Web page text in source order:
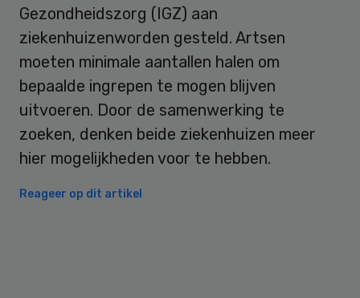
Gezondheidszorg (IGZ) aan
ziekenhuizenworden gesteld. Artsen
moeten minimale aantallen halen om
bepaalde ingrepen te mogen blijven
uitvoeren. Door de samenwerking te
zoeken, denken beide ziekenhuizen meer
hier mogelijkheden voor te hebben.
Reageer op dit artikel